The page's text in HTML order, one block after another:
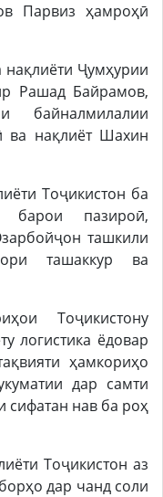
Парвиз ҳамроҳӣ
Ҷумҳурии
Рашад Байрамов,
байналмилалии
ва нақлиёт Шахин
Тоҷикистон ба
барои пазироӣ,
ташкили
ташаккур ва
Тоҷикистону
логистика ёдовар
ҳамкориҳо
дар самти
сифатан нав ба роҳ
Тоҷикистон аз
дар чанд соли